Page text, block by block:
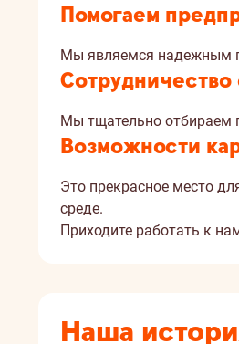
Помогаем
Мы являемся надежным
Мы тщательно отбираем
Возможности
Это прекрасное место
среде.
Приходите работать к
Наша